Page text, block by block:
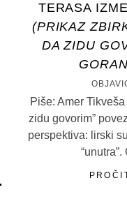
TERASA
(PRIKAZ
DA ZIDU
Piše: Amer
zidu govorim”
perspektiva: lirski